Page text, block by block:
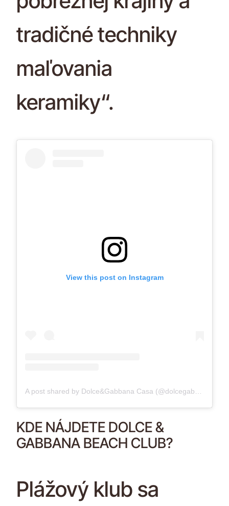
tradičné techniky
maľovania
keramiky“.
View this post on Instagram
KDE NÁJDETE DOLCE &
GABBANA BEACH CLUB?
Plážový klub sa